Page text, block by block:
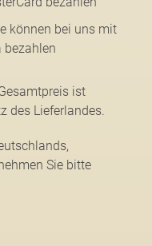
ist
des Lieferlandes.
Sie bitte